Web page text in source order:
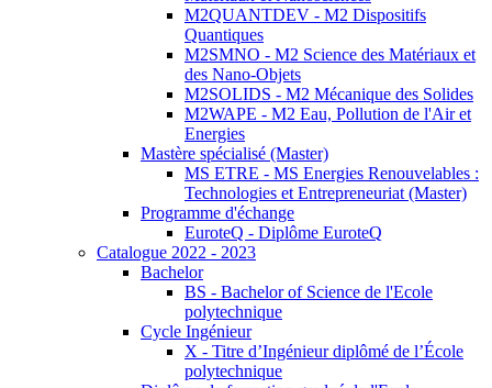
M2QUANTDEV - M2 Dispositifs
Quantiques
M2SMNO - M2 Science des Matériaux et
des Nano-Objets
M2SOLIDS - M2 Mécanique des Solides
M2WAPE - M2 Eau, Pollution de l'Air et
Energies
Mastère spécialisé (Master)
MS ETRE - MS Energies Renouvelables :
Technologies et Entrepreneuriat (Master)
Programme d'échange
EuroteQ - Diplôme EuroteQ
Catalogue 2022 - 2023
Bachelor
BS - Bachelor of Science de l'Ecole
polytechnique
Cycle Ingénieur
X - Titre d’Ingénieur diplômé de l’École
polytechnique